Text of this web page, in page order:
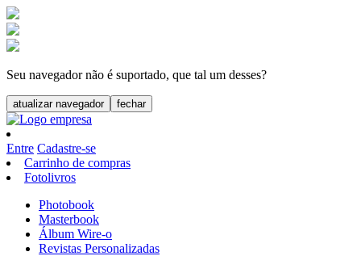
Seu navegador não é suportado, que tal um desses?
atualizar navegador fechar
Entre Cadastre-se
Carrinho de compras
Fotolivros
Photobook
Masterbook
Álbum Wire-o
Revistas Personalizadas